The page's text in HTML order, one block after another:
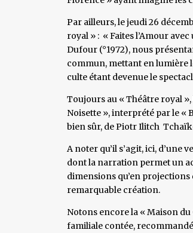
Par ailleurs, le jeudi 26
royal » : « Faites l’Amour
Dufour (°1972), nous
commun, mettant en lumière
culte étant devenue le
Toujours au « Théâtre royal »,
Noisette », interprété par le «
bien sûr, de Piotr Ilitch
A noter qu’il s’agit, ici, d’une
dont la narration permet un
dimensions qu’en
remarquable création.
Notons encore la « Maison du
familiale contée,